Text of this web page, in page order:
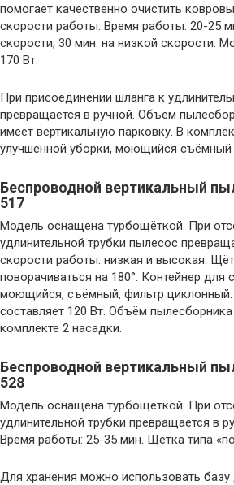
помогает качественно очистить
скорости работы. Время работы: 20-25
скорости, 30 мин. на низкой скорости.
170 Вт.
При присоединении шланга к
превращается в ручной. Объём
имеет вертикальную парковку. В
улучшенной уборки, моющийся съёмный
Беспроводной вертикальный
517
Модель оснащена турбощёткой. При
удлинительной трубки пылесос
скорости работы: низкая и высокая.
поворачиваться на 180°. Контейнер для
моющийся, съёмный, фильтр
составляет 120 Вт. Объём
комплекте 2 насадки.
Беспроводной вертикальный
528
Модель оснащена турбощёткой. При
удлинительной трубки превращается в
Время работы: 25-35 мин. Щётка типа
Для хранения можно использовать базу